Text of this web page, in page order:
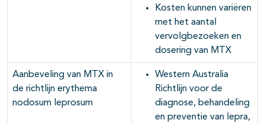
Kosten kunnen variëren
met het aantal
vervolgbezoeken en
dosering van MTX
Aanbeveling van MTX in
de richtlijn erythema
nodosum leprosum
Western Australia
Richtlijn voor de
diagnose, behandeling
en preventie van lepra,